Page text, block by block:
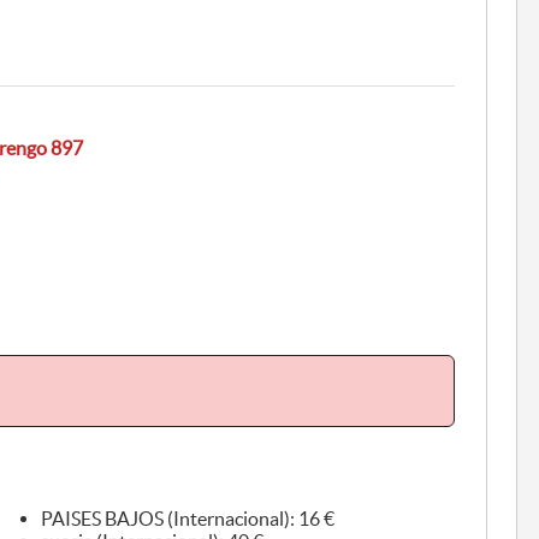
897
PAISES BAJOS (Internacional): 16 €